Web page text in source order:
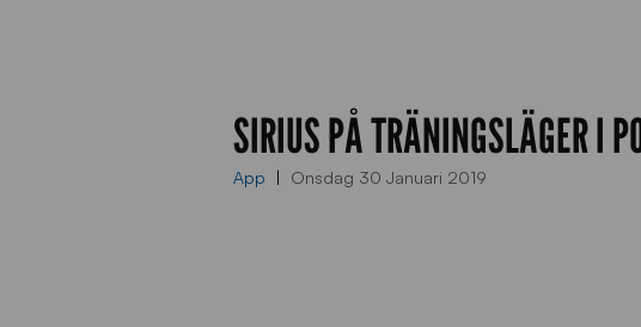
SIRIUS PÅ TRÄNINGSLÄGER I
App Onsdag 30 Januari 2019